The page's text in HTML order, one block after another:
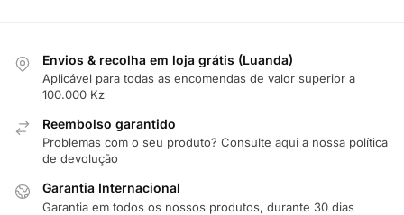
Envios & recolha em loja grátis (Luanda)
Aplicável para todas as encomendas de valor superior a
100.000 Kz
Reembolso garantido
Problemas com o seu produto? Consulte aqui a nossa política
de devolução
Garantia Internacional
Garantia em todos os nossos produtos, durante 30 dias